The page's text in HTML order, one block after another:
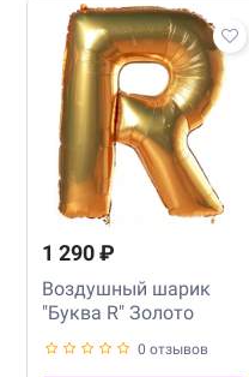
1 290 ₽
Воздушный шарик
"Буква R" Золото
0 отзывов